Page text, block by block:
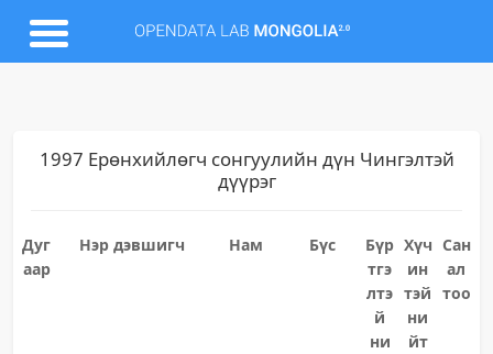
1997 Ерөнхийлөгч сонгуулийн дүн Чингэлтэй
дүүрэг
Дуг
аар
Нэр дэвшигч Нам Бүс
Бүр
тгэ
лтэ
й
ни
Хүч
ин
тэй
ни
йт
Сан
ал
тоо